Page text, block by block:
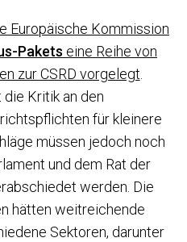
Europäische Kommission
Pakets eine Reihe von
zur CSRD vorgelegt
Kritik an den
für kleinere
müssen jedoch noch
und dem Rat der
werden. Die
hätten weitreichende
Sektoren, darunter